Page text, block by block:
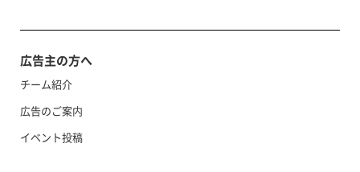
広告主の方へ
チーム紹介
広告のご案内
イベント投稿